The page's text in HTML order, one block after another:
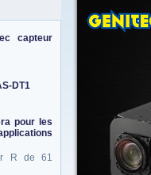
capteur
DT1
pour les
R de 61